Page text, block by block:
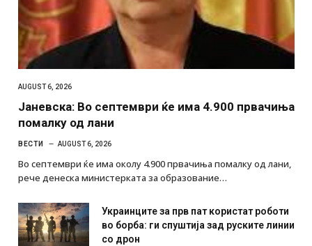
AUGUST 6, 2026
Јаневска: Во септември ќе има 4.900 првачиња
помалку од лани
ВЕСТИ AUGUST 6, 2026
Во септември ќе има околу 4.900 првачиња помалку од лани,
рече денеска министерката за образование…
Украинците за прв пат користат роботи
во борба: ги спуштија зад руските линии
со дрон